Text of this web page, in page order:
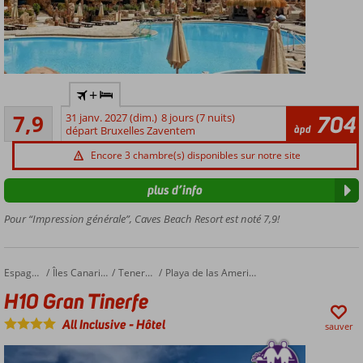
seulement
: âge
minimum
16 ans
Chambres
dans le
style
d'une
Un
délicieux
de Spa
7,9
Bon
99
commentaires
+
31 janv. 2027 (dim.) 8 jours (7 nuits)
départ Bruxelles Zaventem
àpd 704
Encore 3 chambre(s) disponibles sur notre site
Pour “Impression générale”, Caves Beach Resort est noté 7,9!
plus d’info
Accueil Espagne Îles Canaries Tenerife Playa de las Americas
H10 Gran Tinerfe
H10 Gran Tinerfe
All Inclusive-Hôtel sauver